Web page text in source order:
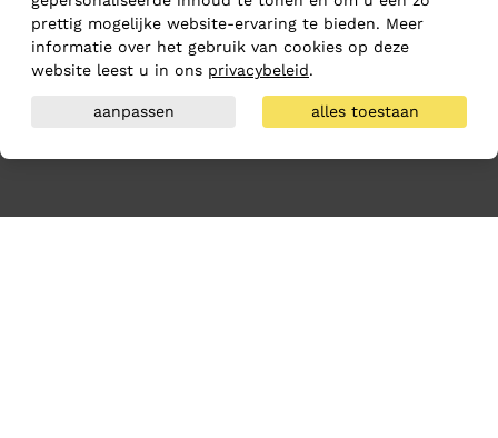
prettig mogelijke website-ervaring te bieden. Meer
informatie over het gebruik van cookies op deze
website leest u in ons privacybeleid.
aanpassen alles toestaan